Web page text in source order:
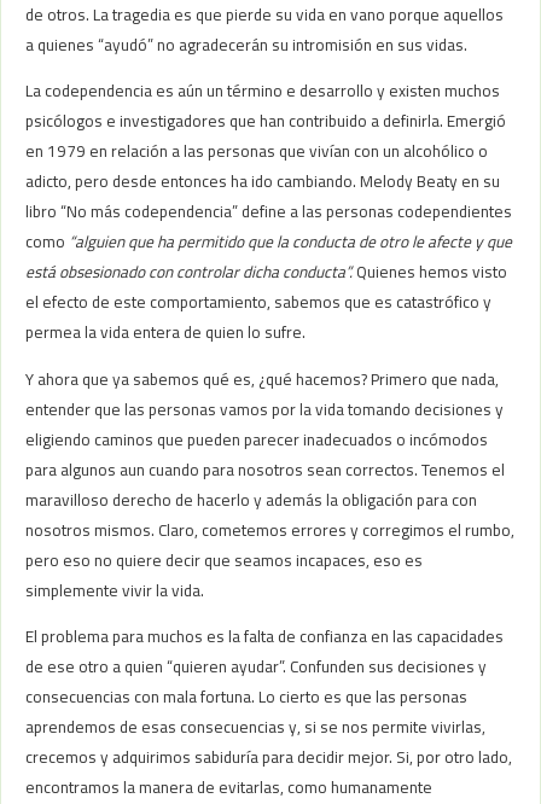
de otros. La tragedia es que pierde su vida en vano porque aquellos
a quienes “ayudó” no agradecerán su intromisión en sus vidas.
La codependencia es aún un término e desarrollo y existen muchos
psicólogos e investigadores que han contribuido a definirla. Emergió
en 1979 en relación a las personas que vivían con un alcohólico o
adicto, pero desde entonces ha ido cambiando. Melody Beaty en su
libro “No más codependencia” define a las personas codependientes
como “alguien que ha permitido que la conducta de otro le afecte y que
está obsesionado con controlar dicha conducta”.Quienes hemos visto
el efecto de este comportamiento, sabemos que es catastrófico y
permea la vida entera de quien lo sufre.
Y ahora que ya sabemos qué es, ¿qué hacemos? Primero que nada,
entender que las personas vamos por la vida tomando decisiones y
eligiendo caminos que pueden parecer inadecuados o incómodos
para algunos aun cuando para nosotros sean correctos. Tenemos el
maravilloso derecho de hacerlo y además la obligación para con
nosotros mismos. Claro, cometemos errores y corregimos el rumbo,
pero eso no quiere decir que seamos incapaces, eso es
simplemente vivir la vida.
El problema para muchos es la falta de confianza en las capacidades
de ese otro a quien “quieren ayudar”. Confunden sus decisiones y
consecuencias con mala fortuna. Lo cierto es que las personas
aprendemos de esas consecuencias y, si se nos permite vivirlas,
crecemos y adquirimos sabiduría para decidir mejor. Si, por otro lado,
encontramos la manera de evitarlas, como humanamente